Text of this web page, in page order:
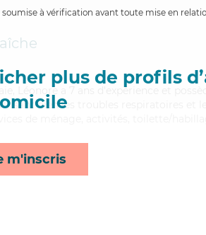
à vérification avant toute mise en
plus de profils
m'inscris
Léonore a 7 ans d'expérience et
bien les troubles respiratoires et